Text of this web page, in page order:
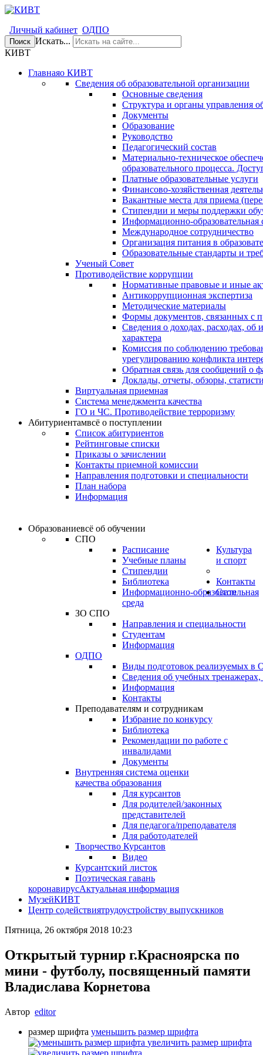
Личный кабинет ОДПО
Поиск Искать...
КИВТ
Главнаяо КИВТ
Сведения об образовательной организации
Основные сведения
Структура и органы управления
Документы
Образование
Руководство
Педагогический состав
Материально-техническое
образовательного процесса.
Платные образовательные услуги
Финансово-хозяйственная
Вакантные места для приема
Стипендии и меры поддержки
Информационно-образовательная
Международное сотрудничество
Организация питания в
Образовательные стандарты и
Ученый Совет
Противодействие коррупции
Нормативные правовые и иные
Антикоррупционная экспертиза
Методические материалы
Формы документов, связанных с
Сведения о доходах, расходах, об
характера
Комиссия по соблюдению
урегулированию конфликта
Обратная связь для сообщений о
Доклады, отчеты, обзоры,
Виртуальная приемная
Система менеджмента качества
ГО и ЧС. Противодействие терроризму
Абитуриентамвсё о поступлении
Список абитуриентов
Рейтинговые списки
Приказы о зачислении
Контакты приемной комиссии
Направления подготовки и специальности
План набора
Информация
Образованиевсё об обучении
СПО
Расписание
Учебные планы
Стипендии
Библиотека
Информационно-образовательная
среда
ЗО СПО
Направления и специальности
Студентам
Информация
ОДПО
Виды подготовок реализуемых
Сведения об учебных тренажерах,
Информация
Контакты
Преподавателям и сотрудникам
Избрание по конкурсу
Библиотека
Рекомендации по работе с
инвалидами
Документы
Внутренняя система оценки
качества образования
Для курсантов
Для родителей/законных
представителей
Для педагога/преподавателя
Для работодателей
Культура
и спорт
Творчество Курсантов
Видео
Курсантский листок
Поэтическая гавань
Контакты
Стоп
коронавирусАктуальная информация
МузейКИВТ
Центр содействиятрудоустройству выпускников
Пятница, 26 октября 2018 10:23
Открытый турнир г.Красноярска по
мини - футболу, посвященный памяти
Владислава Корнетова
Автор editor
размер шрифта уменьшить размер шрифта
увеличить размер шрифта